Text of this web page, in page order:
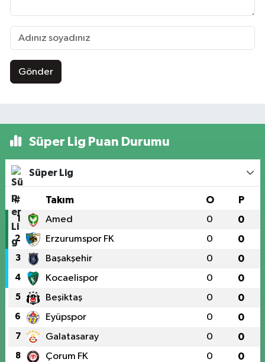
Gönder
Süper Lig Puan Durumu
Süper Lig
# Takım O P
1 Amed 0 0
2 Erzurumspor FK 0 0
3 Başakşehir 0 0
4 Kocaelispor 0 0
5 Beşiktaş 0 0
6 Eyüpspor 0 0
7 Galatasaray 0 0
8 Çorum FK 0 0